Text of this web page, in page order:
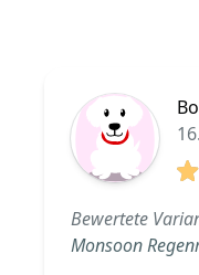
Bewertete
Monsoon